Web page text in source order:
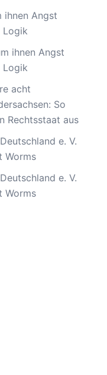
ihnen Angst
Logik
ihnen Angst
Logik
acht
So
Rechtsstaat aus
e. V.
Worms
e. V.
Worms